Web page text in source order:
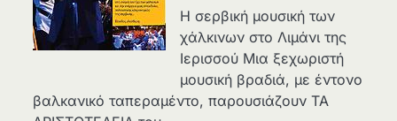
Η σερβική μουσική των
χάλκινων στο Λιμάνι της
Ιερισσού Μια ξεχωριστή
μουσική βραδιά, με έντονο
βαλκανικό ταπεραμέντο, παρουσιάζουν ΤΑ